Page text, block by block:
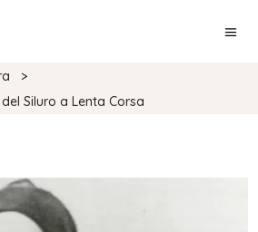
>
Siluro a Lenta Corsa